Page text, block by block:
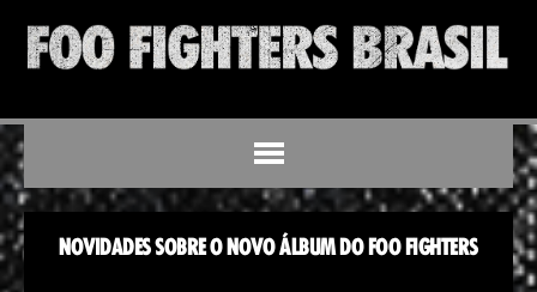
NOVIDADES SOBRE O NOVO ÁLBUM DO FOO FIGHTERS